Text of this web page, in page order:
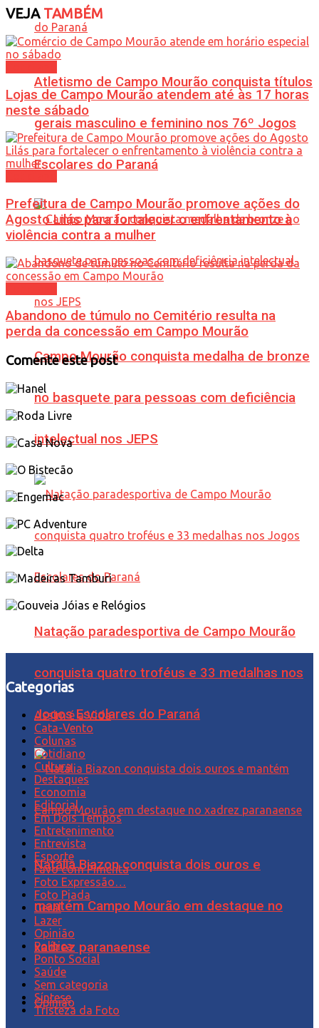
Atletismo de Campo Mourão conquista títulos
gerais masculino e feminino nos 76º Jogos
Escolares do Paraná
Campo Mourão conquista medalha de bronze
no basquete para pessoas com deficiência
intelectual nos JEPS
Natação paradesportiva de Campo Mourão
conquista quatro troféus e 33 medalhas nos
Jogos Escolares do Paraná
Natália Biazon conquista dois ouros e
mantém Campo Mourão em destaque no
xadrez paranaense
Opinião
VEJATAMBÉM
Lojas de Campo Mourão atendem até às 17 horas
neste sábado
Prefeitura de Campo Mourão promove ações do
Agosto Lilás para fortalecer o enfrentamento à
violência contra a mulher
Abandono de túmulo no Cemitério resulta na
perda da concessão em Campo Mourão
Comente este post
Categorias
Assim é a Vida
Cata-Vento
Colunas
Cotidiano
Cultura
Destaques
Economia
Editorial
Em Dois Tempos
Entretenimento
Entrevista
Esporte
Favo com Pimenta
Foto Expressão…
Foto Piada
Geral
Lazer
Opinião
Política
Ponto Social
Saúde
Sem categoria
Síntese
Tristeza da Foto